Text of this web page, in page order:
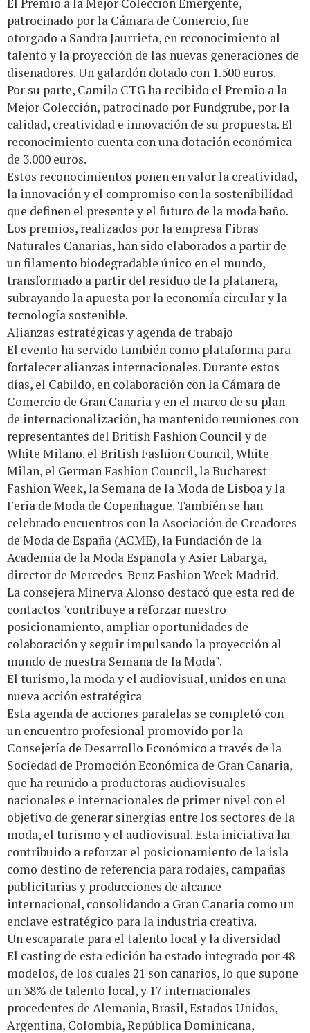
El Premio a la Mejor Colección Emergente,
patrocinado por la Cámara de Comercio, fue
otorgado a Sandra Jaurrieta, en reconocimiento al
talento y la proyección de las nuevas generaciones de
diseñadores. Un galardón dotado con 1.500 euros.
Por su parte, Camila CTG ha recibido el Premio a la
Mejor Colección, patrocinado por Fundgrube, por la
calidad, creatividad e innovación de su propuesta. El
reconocimiento cuenta con una dotación económica
de 3.000 euros.
Estos reconocimientos ponen en valor la creatividad,
la innovación y el compromiso con la sostenibilidad
que definen el presente y el futuro de la moda baño.
Los premios, realizados por la empresa Fibras
Naturales Canarias, han sido elaborados a partir de
un filamento biodegradable único en el mundo,
transformado a partir del residuo de la platanera,
subrayando la apuesta por la economía circular y la
tecnología sostenible.
Alianzas estratégicas y agenda de trabajo
El evento ha servido también como plataforma para
fortalecer alianzas internacionales. Durante estos
días, el Cabildo, en colaboración con la Cámara de
Comercio de Gran Canaria y en el marco de su plan
de internacionalización, ha mantenido reuniones con
representantes del British Fashion Council y de
White Milano. el British Fashion Council, White
Milan, el German Fashion Council, la Bucharest
Fashion Week, la Semana de la Moda de Lisboa y la
Feria de Moda de Copenhague. También se han
celebrado encuentros con la Asociación de Creadores
de Moda de España (ACME), la Fundación de la
Academia de la Moda Española y Asier Labarga,
director de Mercedes-Benz Fashion Week Madrid.
La consejera Minerva Alonso destacó que esta red de
contactos "contribuye a reforzar nuestro
posicionamiento, ampliar oportunidades de
colaboración y seguir impulsando la proyección al
mundo de nuestra Semana de la Moda".
El turismo, la moda y el audiovisual, unidos en una
nueva acción estratégica
Esta agenda de acciones paralelas se completó con
un encuentro profesional promovido por la
Consejería de Desarrollo Económico a través de la
Sociedad de Promoción Económica de Gran Canaria,
que ha reunido a productoras audiovisuales
nacionales e internacionales de primer nivel con el
objetivo de generar sinergias entre los sectores de la
moda, el turismo y el audiovisual. Esta iniciativa ha
contribuido a reforzar el posicionamiento de la isla
como destino de referencia para rodajes, campañas
publicitarias y producciones de alcance
internacional, consolidando a Gran Canaria como un
enclave estratégico para la industria creativa.
Un escaparate para el talento local y la diversidad
El casting de esta edición ha estado integrado por 48
modelos, de los cuales 21 son canarios, lo que supone
un 38% de talento local, y 17 internacionales
procedentes de Alemania, Brasil, Estados Unidos,
Argentina, Colombia, República Dominicana,